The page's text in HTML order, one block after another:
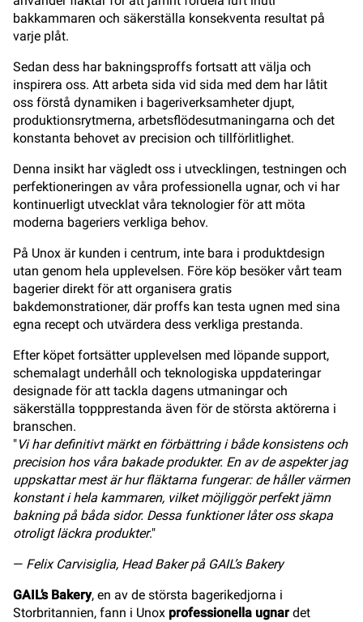
bakkammaren och säkerställa konsekventa resultat på
varje plåt.
Sedan dess har bakningsproffs fortsatt att välja och
inspirera oss. Att arbeta sida vid sida med dem har låtit
oss förstå dynamiken i bageriverksamheter djupt,
produktionsrytmerna, arbetsflödesutmaningarna och det
konstanta behovet av precision och tillförlitlighet.
Denna insikt har vägledt oss i utvecklingen, testningen och
perfektioneringen av våra professionella ugnar, och vi har
kontinuerligt utvecklat våra teknologier för att möta
moderna bageriers verkliga behov.
På Unox är kunden i centrum, inte bara i produktdesign
utan genom hela upplevelsen. Före köp besöker vårt team
bagerier direkt för att organisera gratis
bakdemonstrationer, där proffs kan testa ugnen med sina
egna recept och utvärdera dess verkliga prestanda.
Efter köpet fortsätter upplevelsen med löpande support,
schemalagt underhåll och teknologiska uppdateringar
designade för att tackla dagens utmaningar och
säkerställa toppprestanda även för de största aktörerna i
branschen.
"Vi har definitivt märkt en förbättring i både konsistens och
precision hos våra bakade produkter. En av de aspekter jag
uppskattar mest är hur fläktarna fungerar: de håller värmen
konstant i hela kammaren, vilket möjliggör perfekt jämn
bakning på båda sidor. Dessa funktioner låter oss skapa
otroligt läckra produkter."
— Felix Carvisiglia, Head Baker på GAIL’s Bakery
GAIL’s Bakery, en av de största bagerikedjorna i
Storbritannien, fann i Unox professionella ugnar det